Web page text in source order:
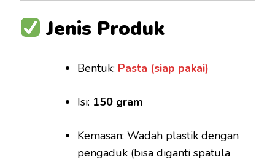
Jenis Produk
Bentuk: Pasta (siap pakai)
Isi: 150 gram
Kemasan: Wadah plastik dengan
pengaduk (bisa diganti spatula